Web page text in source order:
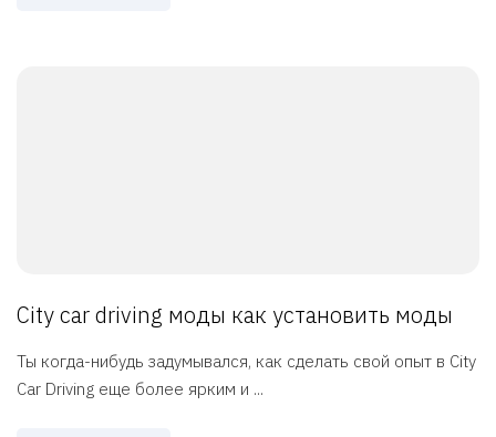
City car driving моды как установить моды
Ты когда-нибудь задумывался, как сделать свой опыт в City
Car Driving еще более ярким и ...